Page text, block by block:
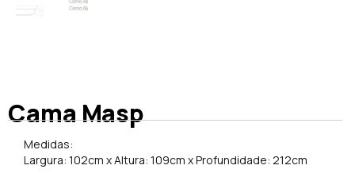
Cama Masp
Medidas:
Largura: 102cm x Altura: 109cm x Profundidade: 212cm